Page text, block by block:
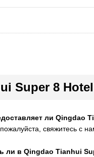
Super 8 Hotel
ли Qingdao
свяжитесь с
ли в Qingdao Tianhui